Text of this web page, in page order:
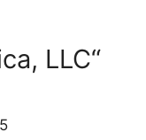
LLC“